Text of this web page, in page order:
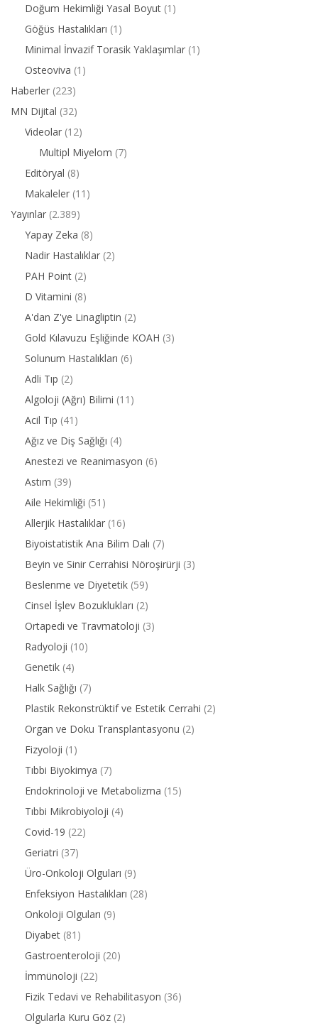
Doğum Hekimliği Yasal Boyut (1)
Göğüs Hastalıkları (1)
Minimal İnvazif Torasik Yaklaşımlar (1)
Osteoviva (1)
Haberler (223)
MN Dijital (32)
Videolar (12)
Multipl Miyelom (7)
Editöryal (8)
Makaleler (11)
Yayınlar (2.389)
Yapay Zeka (8)
Nadir Hastalıklar (2)
PAH Point (2)
D Vitamini (8)
A'dan Z'ye Linagliptin (2)
Gold Kılavuzu Eşliğinde KOAH (3)
Solunum Hastalıkları (6)
Adli Tıp (2)
Algoloji (Ağrı) Bilimi (11)
Acil Tıp (41)
Ağız ve Diş Sağlığı (4)
Anestezi ve Reanimasyon (6)
Astım (39)
Aile Hekimliği (51)
Allerjik Hastalıklar (16)
Biyoistatistik Ana Bilim Dalı (7)
Beyin ve Sinir Cerrahisi Nöroşirürji (3)
Beslenme ve Diyetetik (59)
Cinsel İşlev Bozuklukları (2)
Ortapedi ve Travmatoloji (3)
Radyoloji (10)
Genetik (4)
Halk Sağlığı (7)
Plastik Rekonstrüktif ve Estetik Cerrahi (2)
Organ ve Doku Transplantasyonu (2)
Fizyoloji (1)
Tıbbi Biyokimya (7)
Endokrinoloji ve Metabolizma (15)
Tıbbi Mikrobiyoloji (4)
Covid-19 (22)
Geriatri (37)
Üro-Onkoloji Olguları (9)
Enfeksiyon Hastalıkları (28)
Onkoloji Olguları (9)
Diyabet (81)
Gastroenteroloji (20)
İmmünoloji (22)
Fizik Tedavi ve Rehabilitasyon (36)
Olgularla Kuru Göz (2)